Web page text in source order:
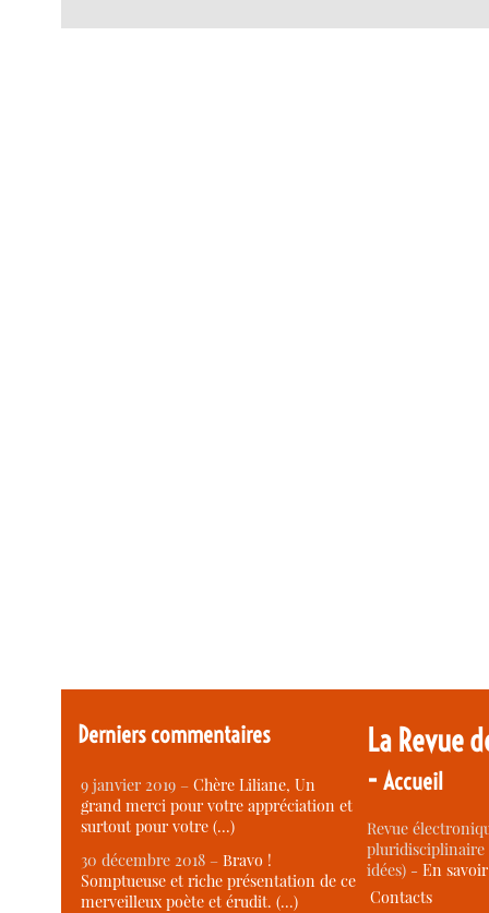
Derniers commentaires
9 janvier 2019 –Chère Liliane, Un
grand merci pour votre appréciation et
surtout pour votre (…)
30 décembre 2018 –Bravo !
Somptueuse et riche présentation de ce
merveilleux poète et érudit. (…)
La Revue
-Accueil
Revue
idées) -En
Contacts